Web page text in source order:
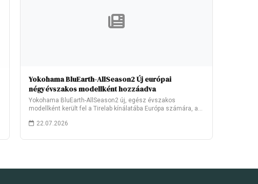
Yokohama BluEarth-AllSeason2 Új európai
négyévszakos modellként hozzáadva
Yokohama BluEarth-AllSeason2 új, egész évszakos
modellként került fel a Tirelab kínálatába Európa számára, a
22.07.2026